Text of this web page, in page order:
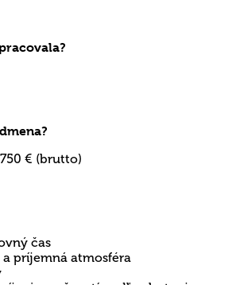
€ (brutto)
čas
príjemná atmosféra